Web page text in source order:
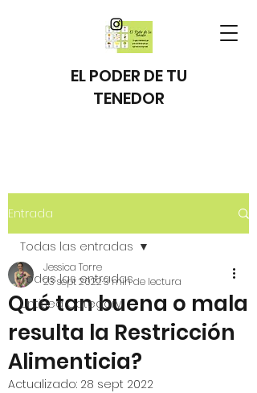
EL PODER DE TU
TENEDOR
Entrada
Todas las entradas
Untitled Category
Todas las entradas
Qué tan buena o mala
resulta la Restricción
Alimenticia?
Jessica Torre
23 sept 20223 min de lectura
Actualizado: 28 sept 2022